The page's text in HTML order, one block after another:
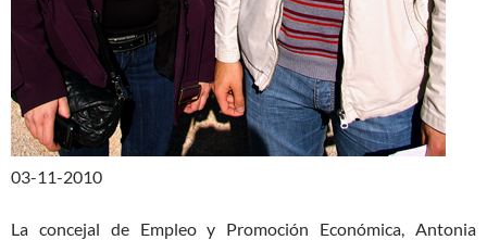
03-11-2010
La concejal de Empleo y Promoción Económica, Antonia